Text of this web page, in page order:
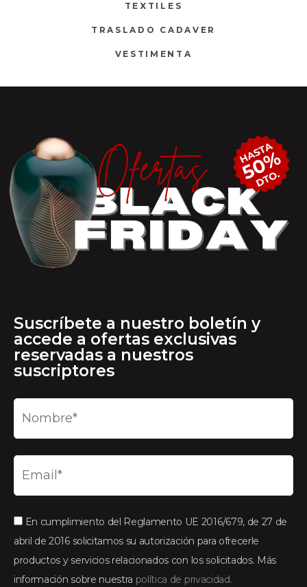
TEXTILES
TRASLADO CADAVER
VESTIMENTA
Suscríbete a nuestro boletín y
accede a ofertas exclusivas
reservadas a nuestros
suscriptores
En cumplimiento del Reglamento UE 2016/679, de 27 de
abril de 2016 solicitamos su autorización para ofrecerle
productos y servicios relacionados con los solicitados. Más
información sobre nuestra política de privacidad.